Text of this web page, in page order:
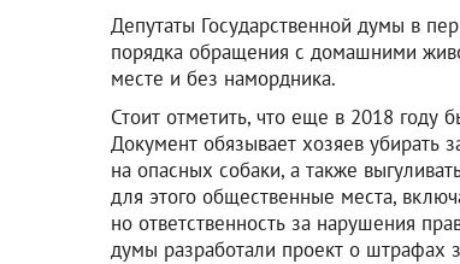
Депутаты Государственной думы в
порядка обращения с домашними
месте и без намордника.
Стоит отметить, что еще в 2018 году
Документ обязывает хозяев убирать
на опасных собаки, а также
для этого общественные места,
но ответственность за нарушения
думы разработали проект о